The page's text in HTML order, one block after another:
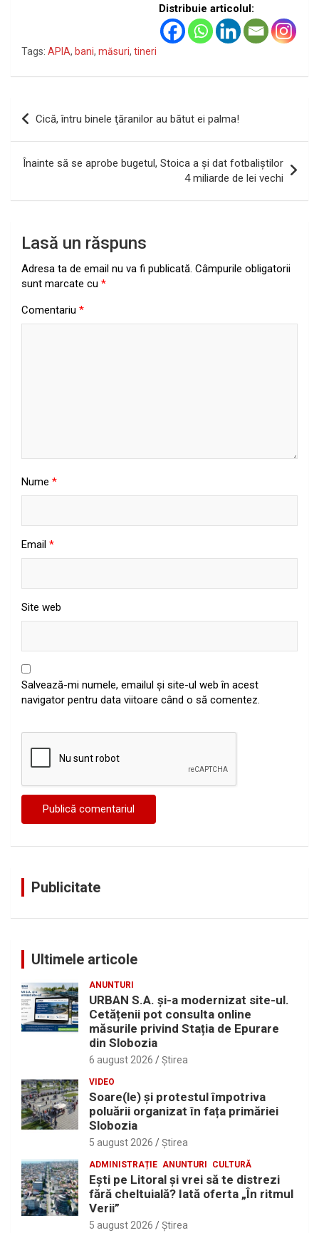
Distribuie articolul:
Tags: APIA, bani, măsuri, tineri
Navigare
articole
Cică, întru binele ţăranilor au bătut ei palma!
Înainte să se aprobe bugetul, Stoica a şi dat fotbaliştilor
4 miliarde de lei vechi
Lasă un răspuns
Adresa ta de email nu va fi publicată. Câmpurile obligatorii
sunt marcate cu *
Comentariu *
Nume *
Email *
Site web
Salvează-mi numele, emailul și site-ul web în acest
navigator pentru data viitoare când o să comentez.
Publicitate
Ultimele articole
ANUNTURI
URBAN S.A. și-a modernizat site-ul.
Cetățenii pot consulta online
măsurile privind Stația de Epurare
din Slobozia
6 august 2026 Ştirea
VIDEO
Soare(le) și protestul împotriva
poluării organizat în fața primăriei
Slobozia
5 august 2026 Ştirea
ADMINISTRAȚIE ANUNTURI CULTURĂ
Eşti pe Litoral şi vrei să te distrezi
fără cheltuială? Iată oferta „În ritmul
Verii”
5 august 2026 Ştirea